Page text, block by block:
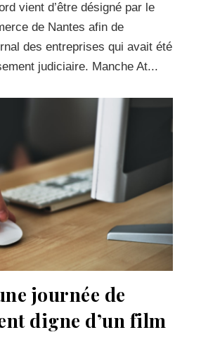
vient d’être désigné par le
de Nantes afin de
des entreprises qui avait été
judiciaire. Manche At...
journée de
digne d’un film